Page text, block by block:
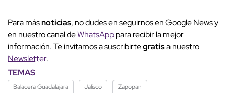
Para másnoticias, no dudes en seguirnos en Google News y
en nuestro canal deWhatsApppara recibir la mejor
información. Te invitamos a suscribirtegratisa nuestro
Newsletter.
TEMAS
Balacera Guadalajara Jalisco Zapopan